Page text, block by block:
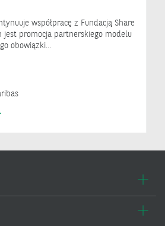
współpracę z Fundacją Share
jest promocja partnerskiego modelu
obowiązki…